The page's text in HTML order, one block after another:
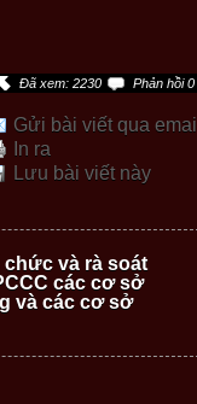
Đã xem: 2230 Phản hồi 0
Gửi bài viết qua email
In ra
Lưu bài viết này
chức và rà soát
các cơ sở
và các cơ sở